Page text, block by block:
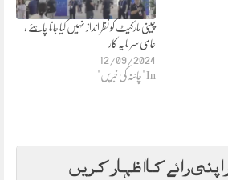
چینی مارکیٹ کو نظر انداز نہیں کیا جانا چاہئے ،
عالمی سر ما یہ کار
12/09/2024
In "چائنہ کی خبریں"
رائے کا اظہار کریں